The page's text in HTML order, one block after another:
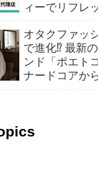
ィーでリフレ
子」販売数ラ
渡韓気分を楽
ドの“韓国おや
～
オタクファッ
で進化⁉︎ 最新
ンド「ポエト
ナードコアか